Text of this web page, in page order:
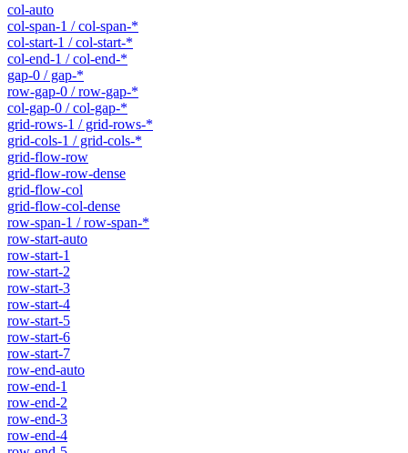
col-auto
col-span-1 / col-span-*
col-start-1 / col-start-*
col-end-1 / col-end-*
gap-0 / gap-*
row-gap-0 / row-gap-*
col-gap-0 / col-gap-*
grid-rows-1 / grid-rows-*
grid-cols-1 / grid-cols-*
grid-flow-row
grid-flow-row-dense
grid-flow-col
grid-flow-col-dense
row-span-1 / row-span-*
row-start-auto
row-start-1
row-start-2
row-start-3
row-start-4
row-start-5
row-start-6
row-start-7
row-end-auto
row-end-1
row-end-2
row-end-3
row-end-4